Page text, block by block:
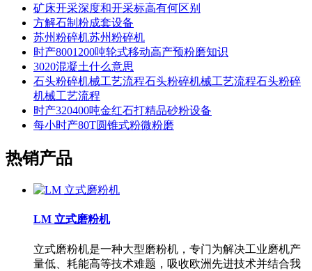
矿床开采深度和开采标高有何区别
方解石制粉成套设备
苏州粉碎机苏州粉碎机
时产8001200吨轮式移动高产预粉磨知识
3020混凝土什么意思
石头粉碎机械工艺流程石头粉碎机械工艺流程石头粉碎
机械工艺流程
时产320400吨金红石打精品砂粉设备
每小时产80T圆锥式粉微粉磨
热销产品
LM 立式磨粉机
立式磨粉机是一种大型磨粉机，专门为解决工业磨机产
量低、耗能高等技术难题，吸收欧洲先进技术并结合我